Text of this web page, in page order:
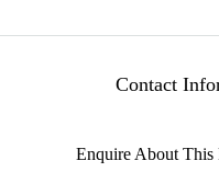
Contact
Enquire About This